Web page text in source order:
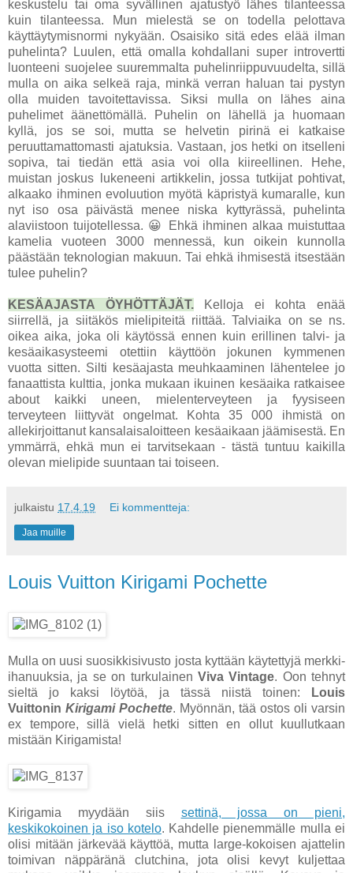
keskustelu tai oma syvällinen ajatustyö lähes tilanteessa
kuin tilanteessa. Mun mielestä se on todella pelottava
käyttäytymisnormi nykyään. Osaisiko sitä edes elää ilman
puhelinta? Luulen, että omalla kohdallani super introvertti
luonteeni suojelee suuremmalta puhelinriippuvuudelta, sillä
mulla on aika selkeä raja, minkä verran haluan tai pystyn
olla muiden tavoitettavissa. Siksi mulla on lähes aina
puhelimet äänettömällä. Puhelin on lähellä ja huomaan
kyllä, jos se soi, mutta se helvetin pirinä ei katkaise
peruuttamattomasti ajatuksia. Vastaan, jos hetki on itselleni
sopiva, tai tiedän että asia voi olla kiireellinen. Hehe,
muistan joskus lukeneeni artikkelin, jossa tutkijat pohtivat,
alkaako ihminen evoluution myötä käpristyä kumaralle, kun
nyt iso osa päivästä menee niska kyttyrässä, puhelinta
alaviistoon tuijotellessa. 😀 Ehkä ihminen alkaa muistuttaa
kamelia vuoteen 3000 mennessä, kun oikein kunnolla
päästään teknologian makuun. Tai ehkä ihmisestä itsestään
tulee puhelin?
KESÄAJASTA ÖYHÖTTÄJÄT.Kelloja ei kohta enää
siirrellä, ja siitäkös mielipiteitä riittää. Talviaika on se ns.
oikea aika, joka oli käytössä ennen kuin erillinen talvi- ja
kesäaikasysteemi otettiin käyttöön jokunen kymmenen
vuotta sitten. Silti kesäajasta meuhkaaminen lähentelee jo
fanaattista kulttia, jonka mukaan ikuinen kesäaika ratkaisee
about kaikki uneen, mielenterveyteen ja fyysiseen
terveyteen liittyvät ongelmat. Kohta 35 000 ihmistä on
allekirjoittanut kansalaisaloitteen kesäaikaan jäämisestä. En
ymmärrä, ehkä mun ei tarvitsekaan - tästä tuntuu kaikilla
olevan mielipide suuntaan tai toiseen.
julkaistu 17.4.19 Ei kommentteja:
Jaa muille
Louis Vuitton Kirigami Pochette
Mulla on uusi suosikkisivusto josta kyttään käytettyjä merkki-
ihanuuksia, ja se on turkulainen Viva Vintage. Oon tehnyt
sieltä jo kaksi löytöä, ja tässä niistä toinen:
Louis
Vuittonin Kirigami Pochette. Myönnän, tää ostos oli varsin
ex tempore, sillä vielä hetki sitten en ollut kuullutkaan
mistään Kirigamista!
Kirigamia myydään siis settinä, jossa on pieni,
keskikokoinen ja iso kotelo. Kahdelle pienemmälle mulla ei
olisi mitään järkevää käyttöä, mutta large-kokoisen ajattelin
toimivan näppäränä clutchina, jota olisi kevyt kuljettaa